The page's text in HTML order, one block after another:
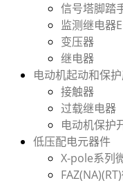
信号塔脚踏
监测继电器
变压器
继电器
电动机起动和保
接触器
过载继电器
电动机保护
低压配电元器件
X-pole系列